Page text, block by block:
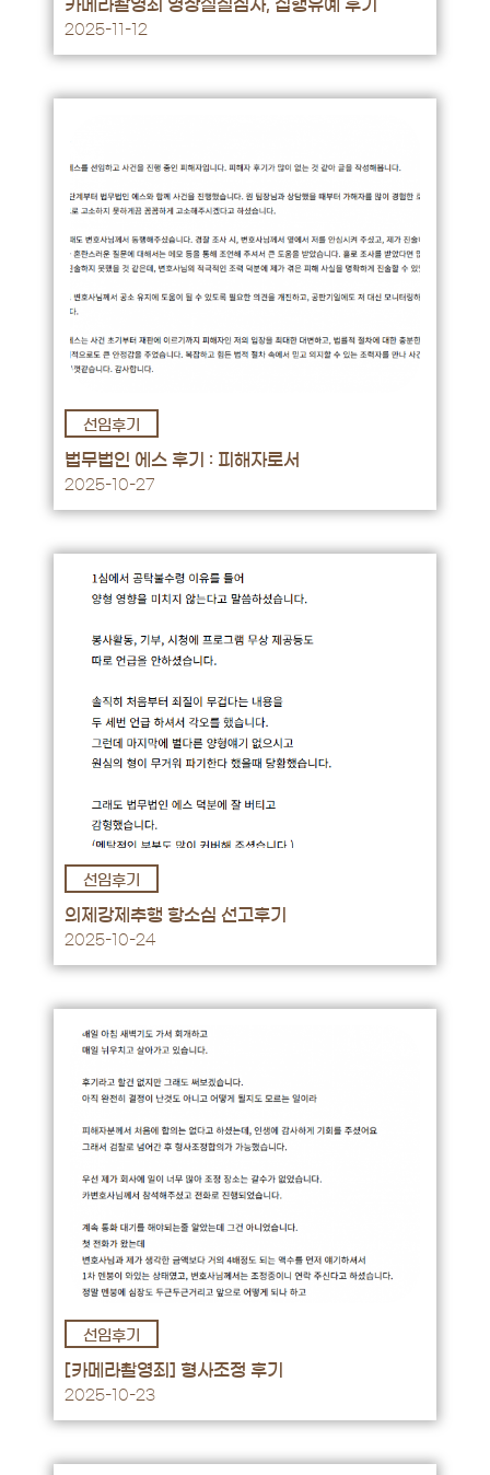
카메라촬영죄 영장실질심사, 집행유예 후기
2025-11-12
선임후기
법무법인 에스 후기 : 피해자로서
2025-10-27
선임후기
의제강제추행 항소심 선고후기
2025-10-24
선임후기
[카메라촬영죄] 형사조정 후기
2025-10-23